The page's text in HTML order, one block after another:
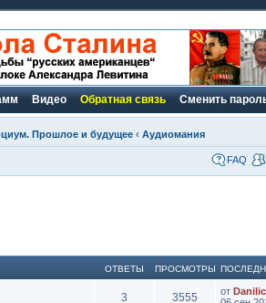
Видео Обратная связь Сменить
Прошлое и будущее ‹ Аудиомания
FAQ
ОТВЕТЫ ПРОСМОТРЫ
3 3555 от